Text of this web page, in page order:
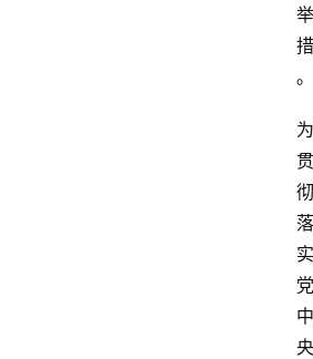
举
措
。
为
贯
彻
落
实
党
中
央